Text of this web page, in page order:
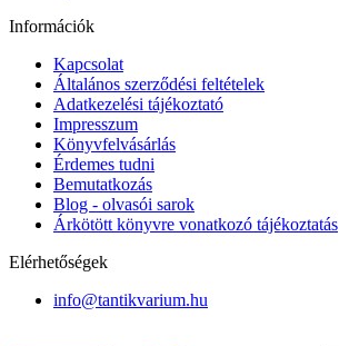
Információk
Kapcsolat
Általános szerződési feltételek
Adatkezelési tájékoztató
Impresszum
Könyvfelvásárlás
Érdemes tudni
Bemutatkozás
Blog - olvasói sarok
Árkötött könyvre vonatkozó tájékoztatás
Elérhetőségek
info@tantikvarium.hu